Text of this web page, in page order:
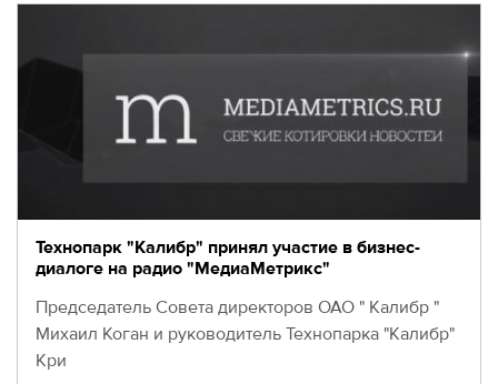
RESIDENTS
+7 (495) 280-17-17
+7 (495) 280-45-55
Business hours 9:00 - 18:00 Mon-Thu.
9:00 - 17:00 Fri.
ДЛЯ
РЕЗИДЕНТОВ
ЛИЧНЫЙ
+7
(495)
280-
17-
17
Технопарк "Калибр" принял участие в бизнес-
диалоге на радио "МедиаМетрикс"
Председатель Совета директоров ОАО " Калибр "
Михаил Коган и руководитель Технопарка "Калибр"
Кри